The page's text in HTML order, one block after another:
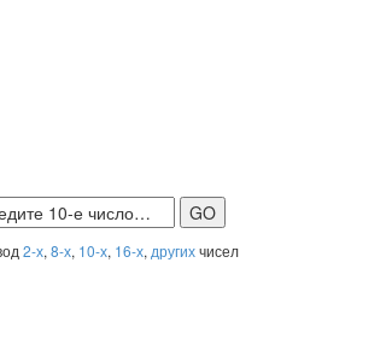
2-х, 8-х, 10-х, 16-х, другихчисел